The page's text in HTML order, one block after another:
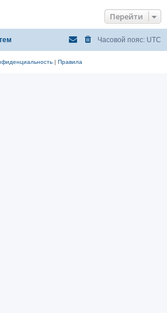
Перейти
Часовой пояс: UTC
| Правила